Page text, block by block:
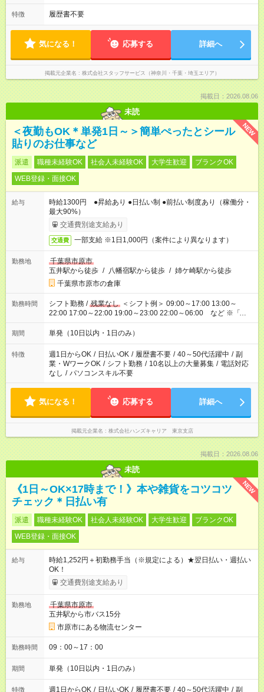
特徴 履歴書不要
気になる！ 応募する 詳細へ
掲載元企業名 株式会社スタッフサービス（神奈川・千葉・埼玉エリア）
掲載日：2026.08.06
未読
NEW
＜夜勤もOK＊単発1日～＞簡単ぺったとシール
貼りのお仕事など
派遣 職種未経験OK 社会人未経験OK 大学生歓迎
ブランクOK
WEB登録・面接OK
給与
時給1300円 ●昇給あり ●日払い制 ●前払い制度あり（稼働分・
最大90%）
交通費別途支給あり
交通費 一部支給 ※1日1,000円（案件により異なります）
勤務地
千葉県市原市
五井駅から徒歩 / 八幡宿駅から徒歩 / 姉ケ崎駅から徒歩
千葉県市原市の倉庫
勤務時間 シフト勤務 / 残業なし
22:00 17:00～22:00 19:00～23:00 22:00～06:00 など ※「昼
間だけ」「夜勤だけ」などの希望OK
期間 単発（10日以内・1日のみ）
特徴 週1日からOK / 日払いOK / 履歴書不要 / 40～50代活躍中 / 副
業・WワークOK / シフト勤務 / 10名以上の大量募集 / 電話対応
なし / パソコンスキル不要
気になる！ 応募する 詳細へ
掲載元企業名 株式会社ハンズキャリア 東京支店
掲載日：2026.08.06
未読
NEW
《1日～OK×17時まで！》本や雑貨をコツコツ
チェック＊日払い有
派遣 職種未経験OK 社会人未経験OK 大学生歓迎
ブランクOK
WEB登録・面接OK
給与
時給1,252円＋初勤務手当（※規定による）★翌日払い・週払い
OK！
交通費別途支給あり
勤務地
千葉県市原市
五井駅から市バス15分
市原市にある物流センター
勤務時間 09：00～17：00
期間 単発（10日以内・1日のみ）
特徴 週1日からOK / 日払いOK / 履歴書不要 / 40～50代活躍中 / 副